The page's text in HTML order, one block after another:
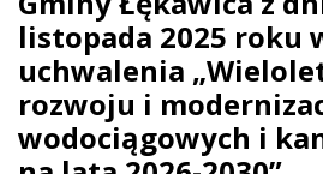
listopada 2025 roku
uchwalenia
rozwoju i
wodociągowych i